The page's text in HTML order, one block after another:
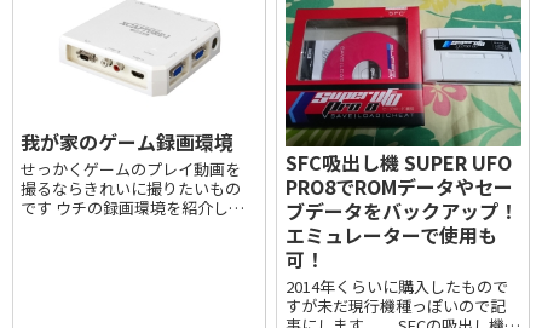
我が家のゲーム録画環境
せっかくゲームのプレイ動画を
撮るならきれいに撮りたいもの
です ウチの録画環境を紹介しま
SFC吸出し機 SUPER UFO
PRO8でROMデータやセー
ブデータをバックアップ！
エミュレーターで使用も
可！
2014年くらいに購入したもので
すが未だ現行機種っぽいので記